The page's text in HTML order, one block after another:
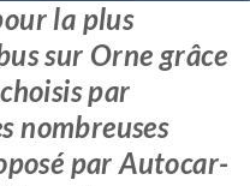
la plus
sur Orne grâce
par
nombreuses
par Autocar-